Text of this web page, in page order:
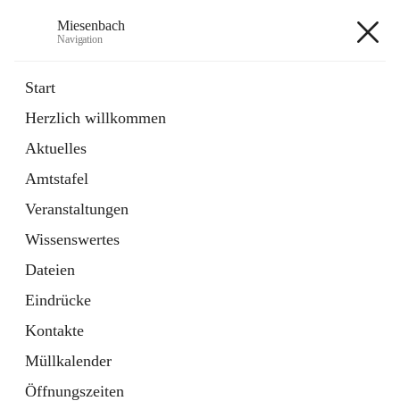
Miesenbach
Navigation
Start
Herzlich willkommen
Aktuelles
Amtstafel
Veranstaltungen
Wissenswertes
Dateien
Eindrücke
Kontakte
Müllkalender
Öffnungszeiten
Externe Webseite
in
Tab
Region Schneebergland
Externe Webseite
öffnet
in
neuem
Tab